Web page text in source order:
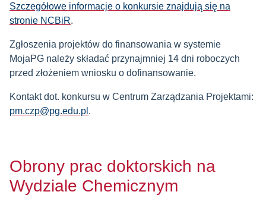
Szczegółowe informacje o konkursie znajdują się na
stronie NCBiR.
Zgłoszenia projektów do finansowania w systemie
MojaPG należy składać przynajmniej 14 dni roboczych
przed złożeniem wniosku o dofinansowanie.
Kontakt dot. konkursu w Centrum Zarządzania Projektami:
pm.czp@pg.edu.pl .
Obrony prac doktorskich na
Wydziale Chemicznym